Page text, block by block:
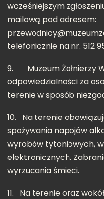
wcześniejszym
mailową pod adresem:
telefonicznie na nr. 512
9. Muzeum Żołnierzy
odpowiedzialności za
terenie w sposób
10. Na terenie
spożywania napojów
wyrobów tytoniowych,
elektronicznych.
wyrzucania śmieci.
11. Na terenie oraz